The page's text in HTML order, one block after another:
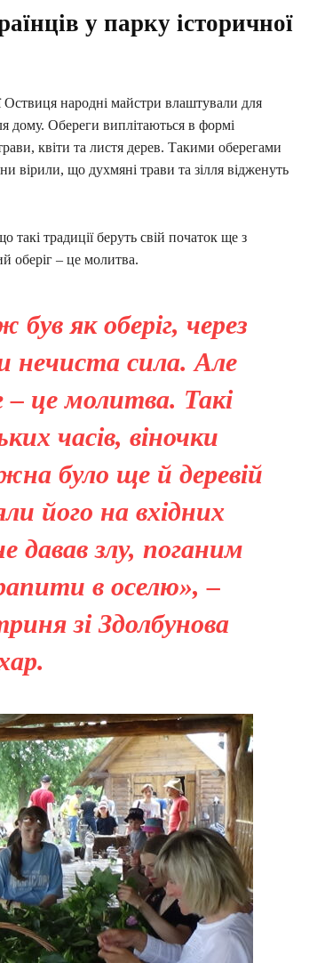
у парку історичної
Оствиця народні майстри влаштували для
дому. Обереги виплітаються в формі
квіти та листя дерев. Такими оберегами
вірили, що духмяні трави та зілля відженуть
традиції беруть свій початок ще з
оберіг – це молитва.
як оберіг, через
нечиста сила. Але
– це молитва. Такі
часів, віночки
було ще й деревій
його на вхідних
давав злу, поганим
в оселю», –
зі Здолбунова